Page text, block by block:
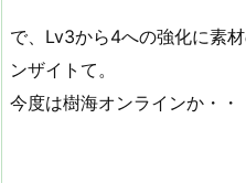
で、Lv3から4への強化に素
ンザイトて。
今度は樹海オンラインか・・